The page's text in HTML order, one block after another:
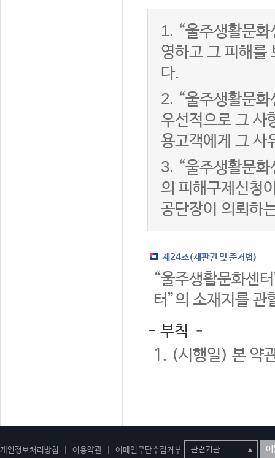
1. “울주생활문
영하고 그 피해를
다.
2. “울주생활문
우선적으로 그 사
용고객에게 그 사
3. “울주생활문
의 피해구제신청
공단장이 의뢰하
제24조(재판권 및 준거법)
“울주생활문화센
터”의 소재지를 관
- 부칙 –
1. (시행일) 본 약
개인정보처리방침 이용약관 이메일무단수집거부 이